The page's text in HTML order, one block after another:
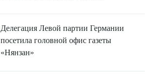
TIẾNG VIỆT
Делегация Левой партии Германии
посетила головной офис газеты
«Нянзан»